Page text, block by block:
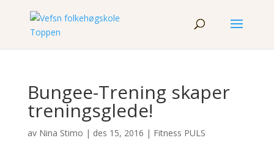
Bungee-Trening skaper
treningsglede!
av Nina Stimo | des 15, 2016 | Fitness PULS